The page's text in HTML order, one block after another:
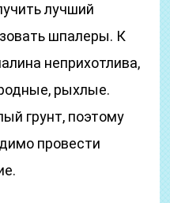
лучший
шпалеры. К
неприхотлива,
рыхлые.
грунт, поэтому
провести